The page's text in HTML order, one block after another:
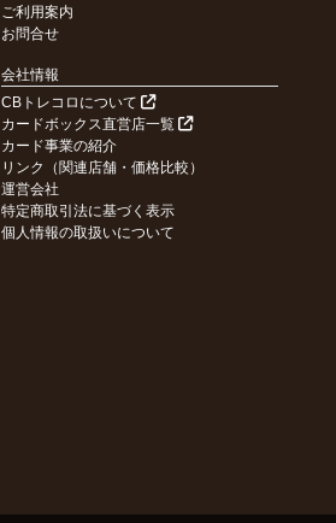
ご利用案内
お問合せ
会社情報
CBトレコロについて
カードボックス直営店一覧
カード事業の紹介
リンク（関連店舗・価格比較）
運営会社
特定商取引法に基づく表示
個人情報の取扱いについて